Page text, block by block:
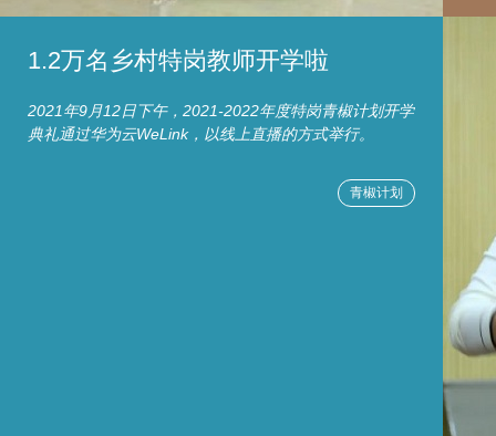
1.2万名乡村特岗教师开学啦
2021年9月12日下午，2021-2022年度特岗青椒计划开学
典礼通过华为云WeLink，以线上直播的方式举行。
青椒计划